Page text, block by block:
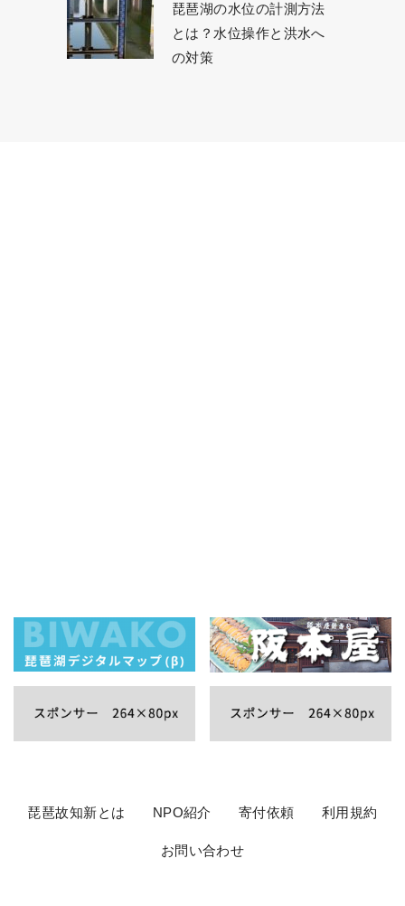
琵琶湖の水位の計測方法
とは？水位操作と洪水へ
の対策
琵琶故知新とは NPO紹介 寄付依頼 利用規約
お問い合わせ